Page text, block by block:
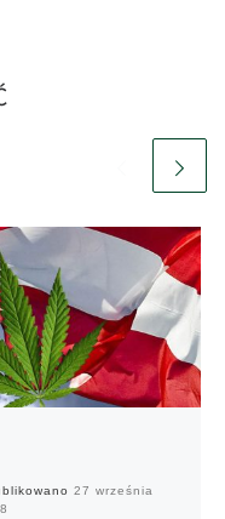
27 września